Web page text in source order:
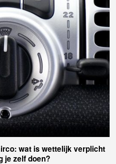
wat is wettelijk verplicht
je zelf doen?